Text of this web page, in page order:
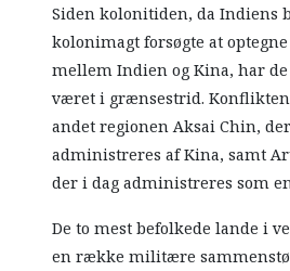
Siden kolonitiden, da Indiens
kolonimagt forsøgte at
mellem Indien og Kina, har
været i grænsestrid.
andet regionen Aksai Chin,
administreres af Kina, samt
der i dag administreres som
De to mest befolkede lande i
en række militære